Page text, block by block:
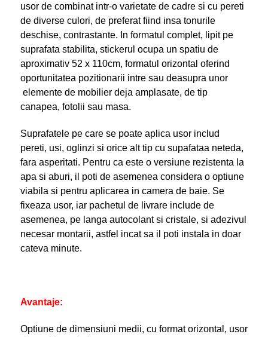
usor de combinat intr-o varietate de cadre si cu pereti
de diverse culori, de preferat fiind insa tonurile
deschise, contrastante. In formatul complet, lipit pe
suprafata stabilita, stickerul ocupa un spatiu de
aproximativ 52 x 110cm, formatul orizontal oferind
oportunitatea pozitionarii intre sau deasupra unor
elemente de mobilier deja amplasate, de tip
canapea, fotolii sau masa.
Suprafatele pe care se poate aplica usor includ
pereti, usi, oglinzi si orice alt tip cu supafataa neteda,
fara asperitati. Pentru ca este o versiune rezistenta la
apa si aburi, il poti de asemenea considera o optiune
viabila si pentru aplicarea in camera de baie. Se
fixeaza usor, iar pachetul de livrare include de
asemenea, pe langa autocolant si cristale, si adezivul
necesar montarii, astfel incat sa il poti instala in doar
cateva minute.
Avantaje:
Optiune de dimensiuni medii, cu format orizontal, usor